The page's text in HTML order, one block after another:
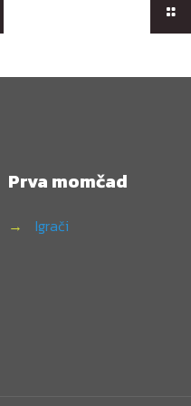
Prva momčad
→ Igrači